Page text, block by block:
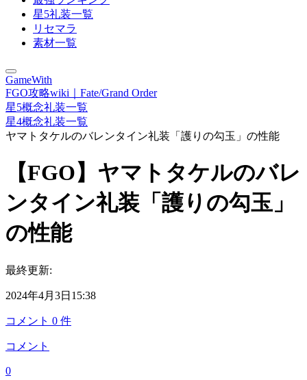
星5礼装一覧
リセマラ
素材一覧
GameWith
FGO攻略wiki｜Fate/Grand Order
星5概念礼装一覧
星4概念礼装一覧
ヤマトタケルのバレンタイン礼装「護りの勾玉」の性能
【FGO】ヤマトタケルのバレ
ンタイン礼装「護りの勾玉」
の性能
最終更新:
2024年4月3日15:38
コメント 0 件
コメント
0